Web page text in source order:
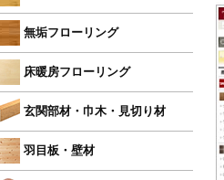
無垢フローリング
床暖房フローリング
玄関部材・巾木・見切り材
羽目板・壁材